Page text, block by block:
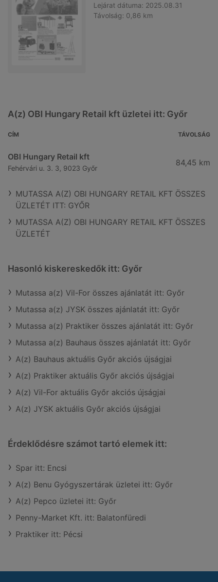
Lejárat dátuma: 2025.08.31
Távolság: 0,86 km
A(z) OBI Hungary Retail kft üzletei itt: Győr
CÍM TÁVOLSÁG
OBI Hungary Retail kft
Fehérvári u. 3. 3, 9023 Győr
84,45 km
MUTASSA A(Z) OBI HUNGARY RETAIL KFT ÖSSZES
ÜZLETÉT ITT: GYŐR
MUTASSA A(Z) OBI HUNGARY RETAIL KFT ÖSSZES
ÜZLETÉT
Hasonló kiskereskedők itt: Győr
Mutassa a(z) Vil-For összes ajánlatát itt: Győr
Mutassa a(z) JYSK összes ajánlatát itt: Győr
Mutassa a(z) Praktiker összes ajánlatát itt: Győr
Mutassa a(z) Bauhaus összes ajánlatát itt: Győr
A(z) Bauhaus aktuális Győr akciós újságjai
A(z) Praktiker aktuális Győr akciós újságjai
A(z) Vil-For aktuális Győr akciós újságjai
A(z) JYSK aktuális Győr akciós újságjai
Érdeklődésre számot tartó elemek itt:
Spar itt: Encsi
A(z) Benu Gyógyszertárak üzletei itt: Győr
A(z) Pepco üzletei itt: Győr
Penny-Market Kft. itt: Balatonfüredi
Praktiker itt: Pécsi